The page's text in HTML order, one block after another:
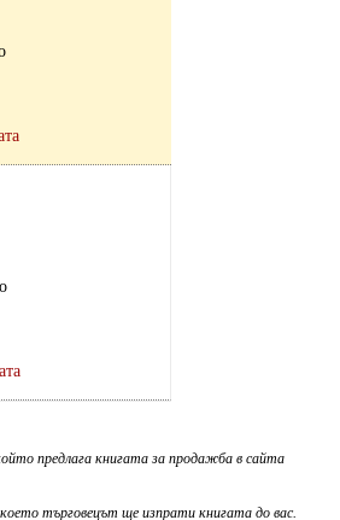
предлага книгата за продажба в сайта
търговецът ще изпрати книгата до вас.